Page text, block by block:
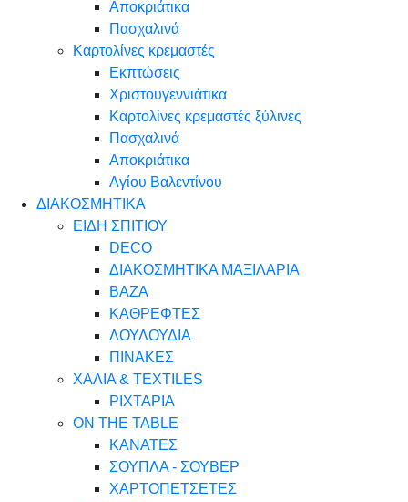
Αποκριάτικα
Πασχαλινά
Καρτολίνες κρεμαστές
Εκπτώσεις
Χριστουγεννιάτικα
Καρτολίνες κρεμαστές ξύλινες
Πασχαλινά
Αποκριάτικα
Αγίου Βαλεντίνου
ΔΙΑΚΟΣΜΗΤΙΚΑ
ΕΙΔΗ ΣΠΙΤΙΟΥ
DECO
ΔΙΑΚΟΣΜΗΤΙΚΑ ΜΑΞΙΛΑΡΙΑ
ΒΑΖΑ
ΚΑΘΡΕΦΤΕΣ
ΛΟΥΛΟΥΔΙΑ
ΠΙΝΑΚΕΣ
ΧΑΛΙΑ & TEXTILES
ΡΙΧΤΑΡΙΑ
ON THE TABLE
ΚΑΝΑΤΕΣ
ΣΟΥΠΛΑ - ΣΟΥΒΕΡ
ΧΑΡΤΟΠΕΤΣΕΤΕΣ